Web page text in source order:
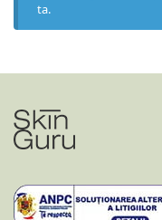
ta.